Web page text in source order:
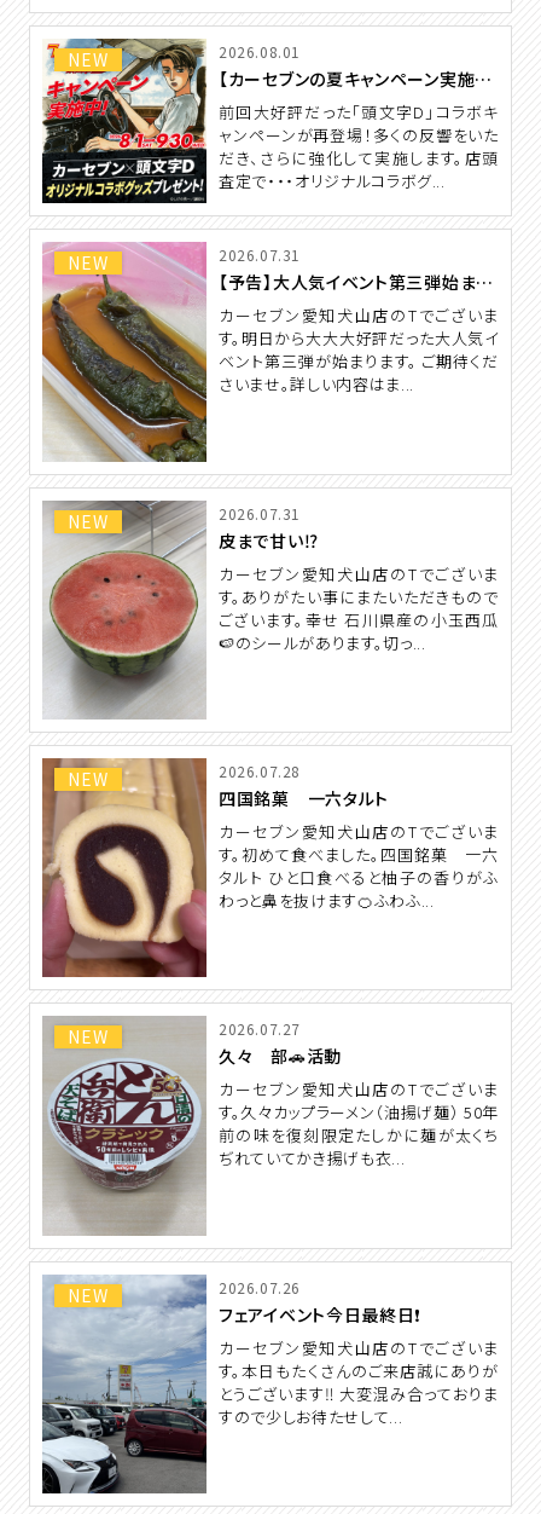
NEW 2026.08.01
【カーセブンの夏キャンペーン実施中 】
前回大好評だった「頭文字D」コラボキ
ャンペーンが再登場！多くの反響をいた
だき、さらに強化して実施します。店頭
査定で・・・オリジナルコラボグ...
NEW 2026.07.31
【予告】大人気イベント第三弾始まります。
カーセブン愛知犬山店のTでございま
す。明日から大大大好評だった大人気イ
ベント第三弾が始まります。 ご期待くだ
さいませ。詳しい内容はま...
NEW 2026.07.31
皮まで甘い⁉️
カーセブン愛知犬山店のTでございま
す。ありがたい事にまたいただきもので
ございます。幸せ 石川県産の小玉西瓜
🍉のシールがあります。切っ...
NEW 2026.07.28
四国銘菓 一六タルト
カーセブン愛知犬山店のTでございま
す。初めて食べました。四国銘菓 一六
タルト ひと口食べると柚子の香りがふ
わっと鼻を抜けます🍊ふわふ...
NEW 2026.07.27
久々 部🚗活動
カーセブン愛知犬山店のTでございま
す。久々カップラーメン（油揚げ麺） 50年
前の味を復刻限定たしかに麺が太くち
ぢれていてかき揚げも衣...
NEW 2026.07.26
フェアイベント今日最終日❗️
カーセブン愛知犬山店のTでございま
す。本日もたくさんのご来店誠にありが
とうございます‼️ 大変混み合っておりま
すので少しお待たせして...